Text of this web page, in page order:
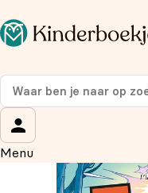
Menu
Op de hoogte blijven
Meld je aan voor
korting
Wat is je voornaam?
Wat is je e-